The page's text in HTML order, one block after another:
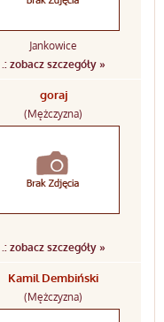
Jankowice
.: zobacz szczegóły »
goraj
(Mężczyzna)
.: zobacz szczegóły »
Kamil Dembiński
(Mężczyzna)